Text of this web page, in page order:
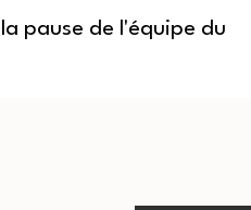
pause de l'équipe du